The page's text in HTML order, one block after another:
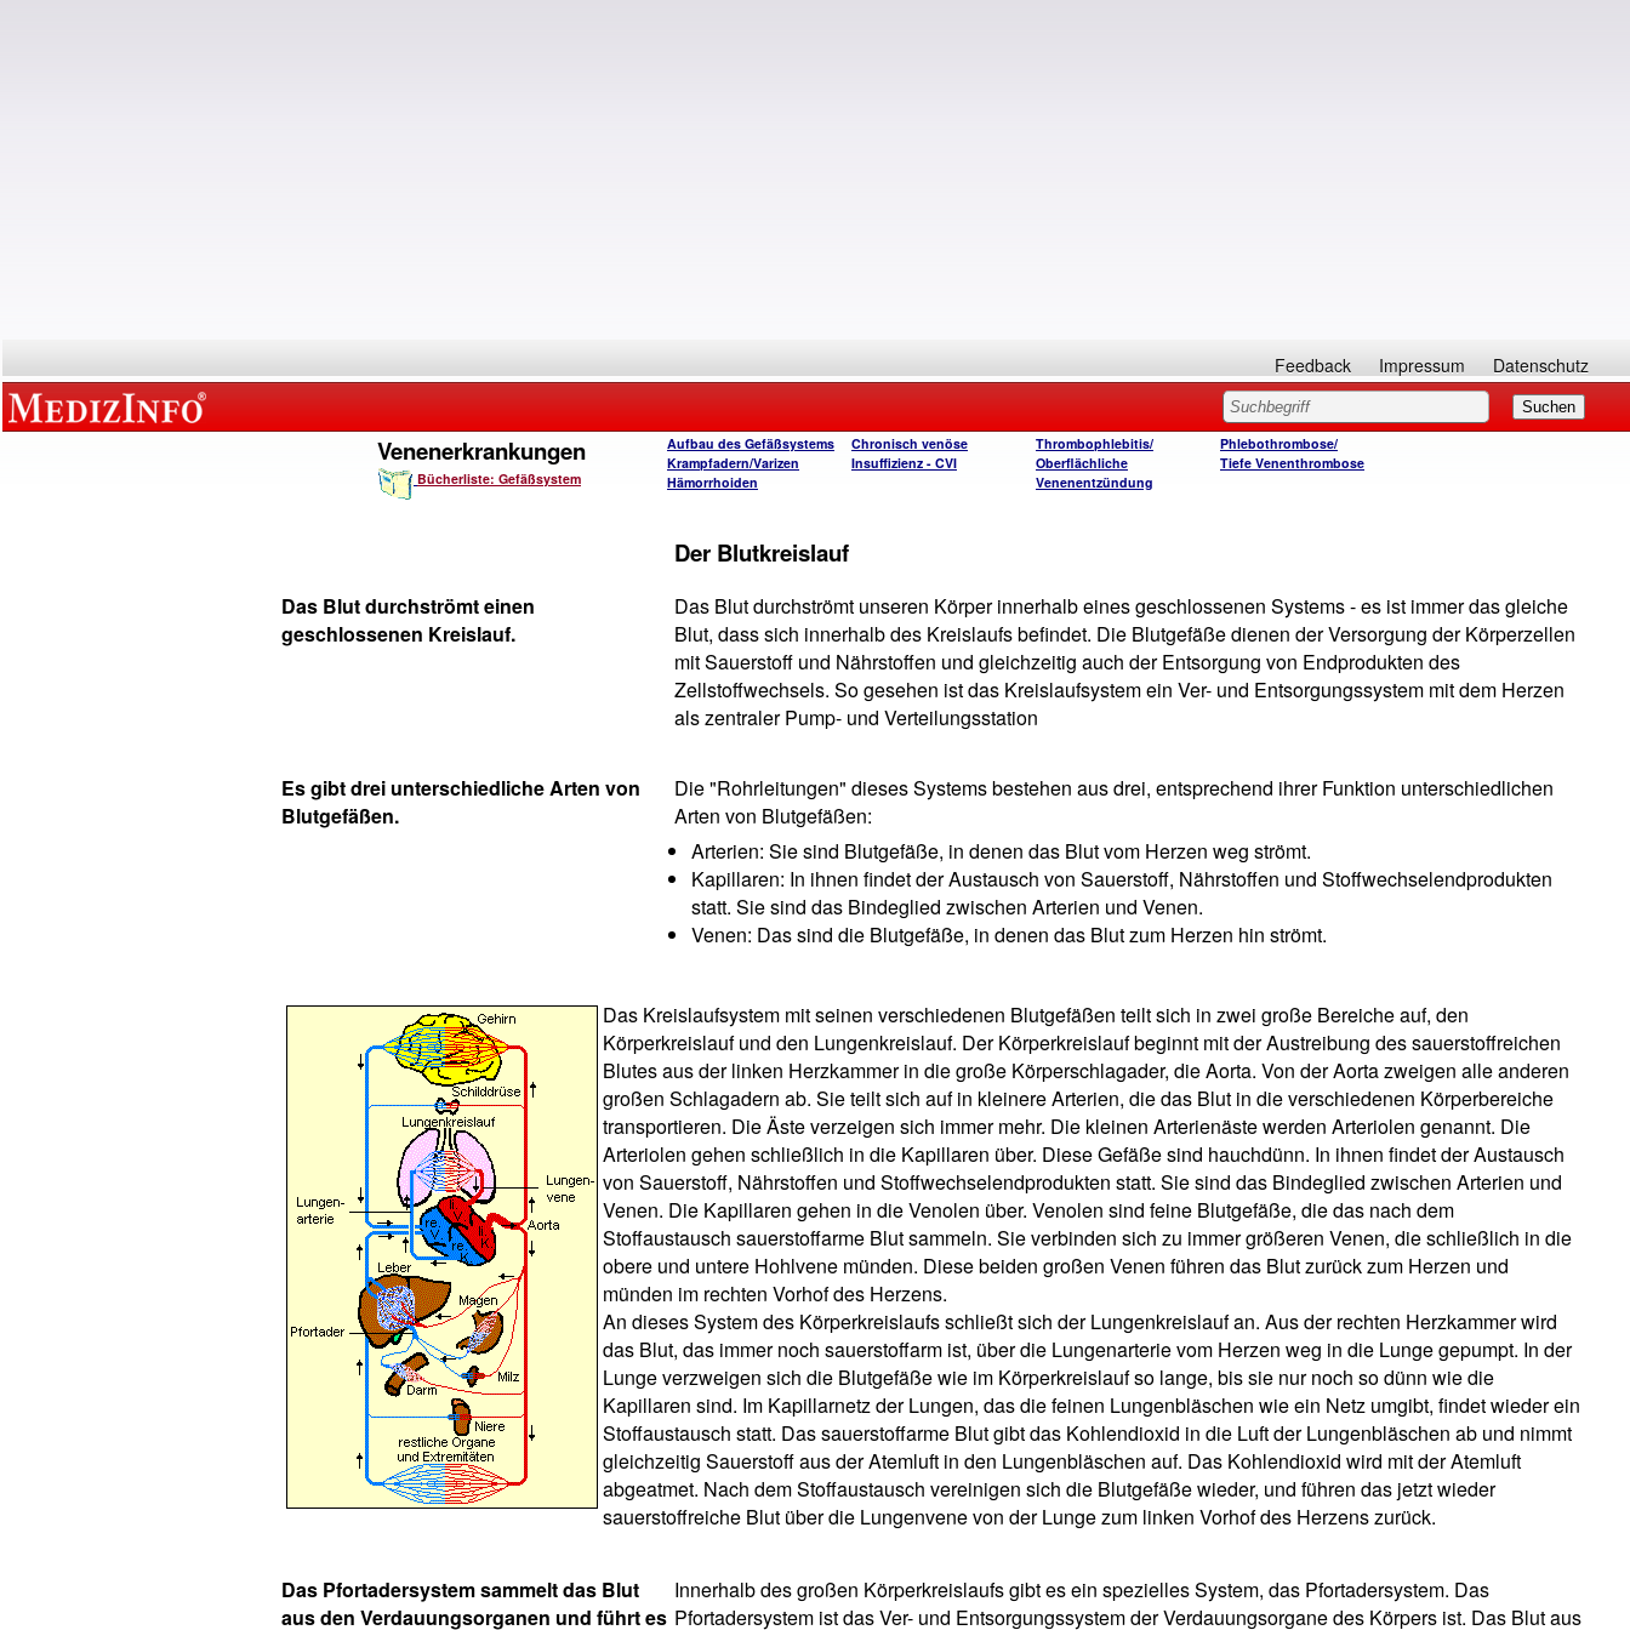
Feedback Impressum Datenschutz
Venenerkrankungen
Bücherliste: Gefäßsystem
Aufbau des Gefäßsystems
Krampfadern/Varizen
Hämorrhoiden
Chronisch venöse
Insuffizienz - CVI
Thrombophlebitis/
Oberflächliche
Venenentzündung
Phlebothrombose/
Tiefe Venenthrombose
Der Blutkreislauf
Das Blut durchströmt einen
geschlossenen Kreislauf.
Das Blut durchströmt unseren Körper innerhalb eines geschlossenen Systems - es ist immer das gleiche
Blut, dass sich innerhalb des Kreislaufs befindet. Die Blutgefäße dienen der Versorgung der Körperzellen
mit Sauerstoff und Nährstoffen und gleichzeitig auch der Entsorgung von Endprodukten des
Zellstoffwechsels. So gesehen ist das Kreislaufsystem ein Ver- und Entsorgungssystem mit dem Herzen
als zentraler Pump- und Verteilungsstation
Es gibt drei unterschiedliche Arten von
Blutgefäßen.
Die "Rohrleitungen" dieses Systems bestehen aus drei, entsprechend ihrer Funktion unterschiedlichen
Arten von Blutgefäßen:
Arterien: Sie sind Blutgefäße, in denen das Blut vom Herzen weg strömt.
Kapillaren: In ihnen findet der Austausch von Sauerstoff, Nährstoffen und Stoffwechselendprodukten
statt. Sie sind das Bindeglied zwischen Arterien und Venen.
Venen: Das sind die Blutgefäße, in denen das Blut zum Herzen hin strömt.
Das Kreislaufsystem mit seinen verschiedenen Blutgefäßen teilt sich in zwei große Bereiche auf, den
Körperkreislauf und den Lungenkreislauf. Der Körperkreislauf beginnt mit der Austreibung des sauerstoffreichen
Blutes aus der linken Herzkammer in die große Körperschlagader, die Aorta. Von der Aorta zweigen alle anderen
großen Schlagadern ab. Sie teilt sich auf in kleinere Arterien, die das Blut in die verschiedenen Körperbereiche
transportieren. Die Äste verzeigen sich immer mehr. Die kleinen Arterienäste werden Arteriolen genannt. Die
Arteriolen gehen schließlich in die Kapillaren über. Diese Gefäße sind hauchdünn. In ihnen findet der Austausch
von Sauerstoff, Nährstoffen und Stoffwechselendprodukten statt. Sie sind das Bindeglied zwischen Arterien und
Venen. Die Kapillaren gehen in die Venolen über. Venolen sind feine Blutgefäße, die das nach dem
Stoffaustausch sauerstoffarme Blut sammeln. Sie verbinden sich zu immer größeren Venen, die schließlich in die
obere und untere Hohlvene münden. Diese beiden großen Venen führen das Blut zurück zum Herzen und
münden im rechten Vorhof des Herzens.
An dieses System des Körperkreislaufs schließt sich der Lungenkreislauf an. Aus der rechten Herzkammer wird
das Blut, das immer noch sauerstoffarm ist, über die Lungenarterie vom Herzen weg in die Lunge gepumpt. In der
Lunge verzweigen sich die Blutgefäße wie im Körperkreislauf so lange, bis sie nur noch so dünn wie die
Kapillaren sind. Im Kapillarnetz der Lungen, das die feinen Lungenbläschen wie ein Netz umgibt, findet wieder ein
Stoffaustausch statt. Das sauerstoffarme Blut gibt das Kohlendioxid in die Luft der Lungenbläschen ab und nimmt
gleichzeitig Sauerstoff aus der Atemluft in den Lungenbläschen auf. Das Kohlendioxid wird mit der Atemluft
abgeatmet. Nach dem Stoffaustausch vereinigen sich die Blutgefäße wieder, und führen das jetzt wieder
sauerstoffreiche Blut über die Lungenvene von der Lunge zum linken Vorhof des Herzens zurück.
Das Pfortadersystem sammelt das Blut
aus den Verdauungsorganen und führt es
Innerhalb des großen Körperkreislaufs gibt es ein spezielles System, das Pfortadersystem. Das
Pfortadersystem ist das Ver- und Entsorgungssystem der Verdauungsorgane des Körpers ist. Das Blut aus